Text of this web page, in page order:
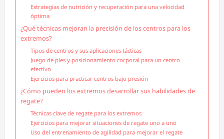
Estrategias de nutrición y recuperación para una velocidad
óptima
¿Qué técnicas mejoran la precisión de los centros para los
extremos?
Tipos de centros y sus aplicaciones tácticas
Juego de pies y posicionamiento corporal para un centro
efectivo
Ejercicios para practicar centros bajo presión
¿Cómo pueden los extremos desarrollar sus habilidades de
regate?
Técnicas clave de regate para los extremos
Ejercicios para mejorar situaciones de regate uno a uno
Uso del entrenamiento de agilidad para mejorar el regate